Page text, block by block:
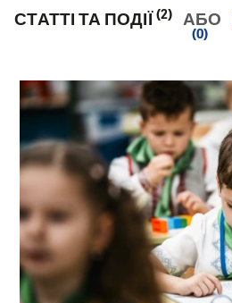
СТАТТІ ТА ПОДІЇ (2) АБО
(0)